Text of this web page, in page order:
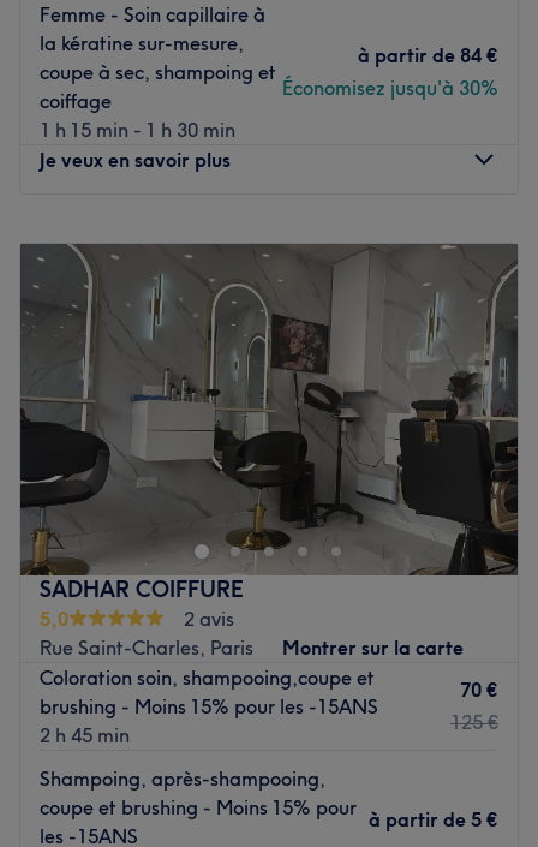
spécialisées homme et coupe brushing pour femmes.
Voir le salon
Femme - Soin capillaire à
la kératine sur-mesure,
coupe à sec, shampoing et
coiffage
1 h 15 min - 1 h 30 min
à partir de 84 €
Économisez jusqu'à 30%
Je veux en savoir plus
Mardi
10:30
20:00
Mercredi
17:00
Jeudi
21:00
Vendredi
– 19:00
Samedi
–
17:00
Dimanche
Fermé
Julien.LR est un très bel espace coiffure situé dans le 16ᵉ
arrondissement de Paris, dans le quartier Métro Passy, à
quelques pas du métro Éponyme. Venez à la rencontre de
ce professionnel qui porte une attention toute particulière
à vos envies ainsi qu'à vos besoins et vous propose un
résultat personnalisé et à la hauteur de vos attentes.
Balayage, coloration, coupe à sec pour homme ou pour
femme, soin capillaire : optez pour un tombé naturel et
une teinte qui sublime instantanément votre magnifique
chevelure !
Julien.LR est installé tout près du métro La Muette (ligne
9).
SADHAR COIFFURE
5,0
2 avis
Rue Saint-Charles, Paris
Montrer sur la carte
Coloration soin, shampooing,coupe et
brushing - Moins 15% pour les -15ANS
2 h 45 min
70 €
125 €
Shampoing, après-shampooing,
coupe et brushing - Moins 15% pour
les -15ANS
à partir de 5 €